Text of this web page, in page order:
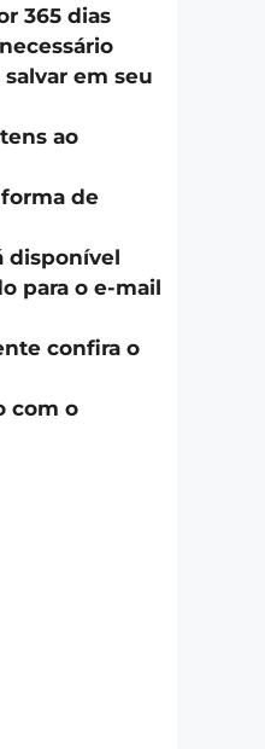
365 dias
em seu
ao
de
disponível
para o e-mail
confira o
com o